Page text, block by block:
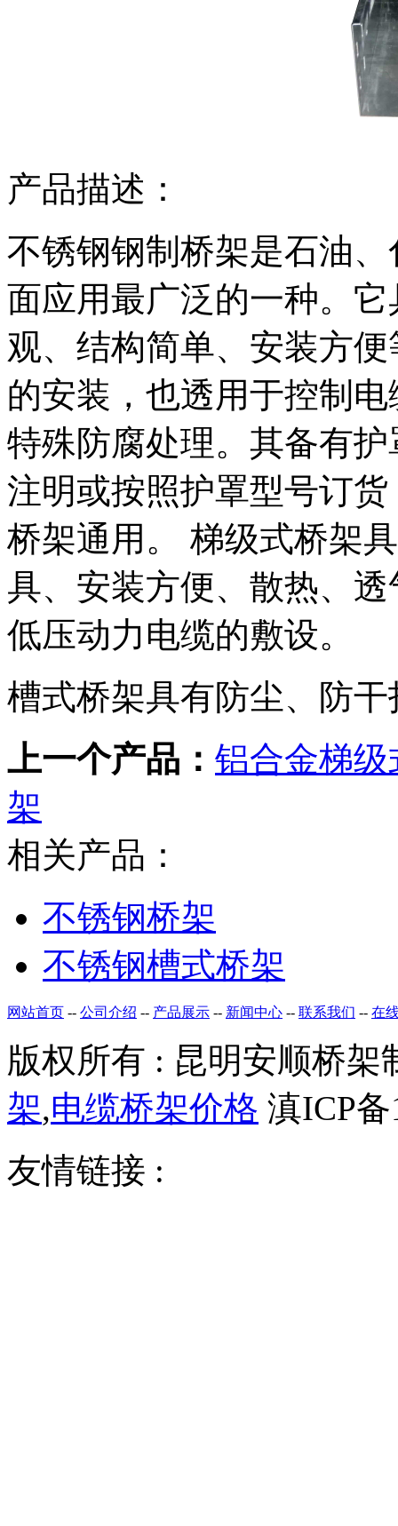
产品描述：
不锈钢钢制桥架是石油
面应用最广泛的一种。
观、结构简单、安装方
的安装，也透用于控制
特殊防腐处理。其备有
注明或按照护罩型号订
桥架通用。 梯级式桥架
具、安装方便、散热、
低压动力电缆的敷设。
槽式桥架具有防尘、防
上一个产品： 铝合金梯
架
相关产品：
不锈钢桥架
不锈钢槽式桥架
网站首页 -- 公司介绍 -- 产品展示 -- 新闻中心 -- 联系我们 -- 在
版权所有 : 昆明安顺桥
架,电缆桥架价格 滇ICP备
友情链接 :